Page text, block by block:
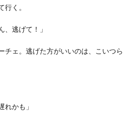
く。
、逃げて！」
チェ。逃げた方がいいのは、こいつら
れかも」